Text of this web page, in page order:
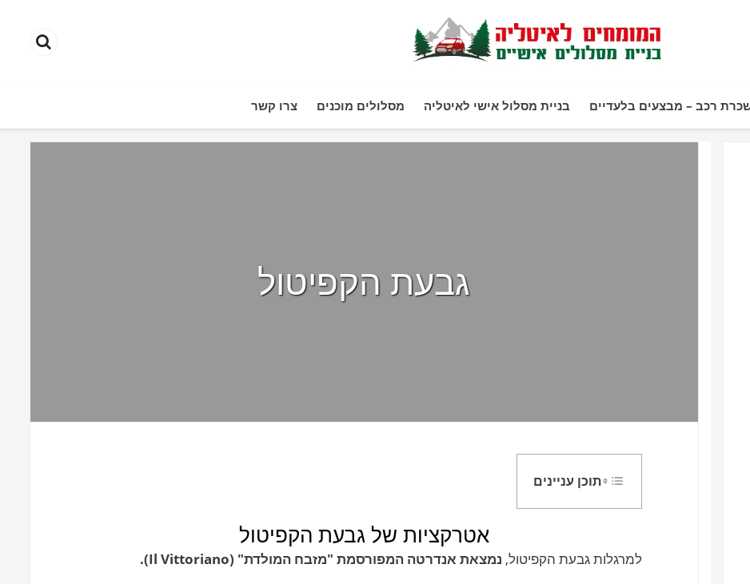
רכב – מבצעים בלעדיים בניית מסלול אישי לאיטליה מסלולים מוכנים צרו קשר
גבעת הקפיטול
תוכן עניינים
אטרקציות שלגבעת הקפיטול
למרגלות גבעת הקפיטול, נמצאת אנדרטה המפורסמת "מזבח המולדת" (Il Vittoriano).